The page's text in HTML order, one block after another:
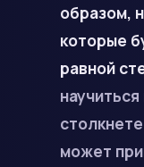
образом,
которые
равной
может